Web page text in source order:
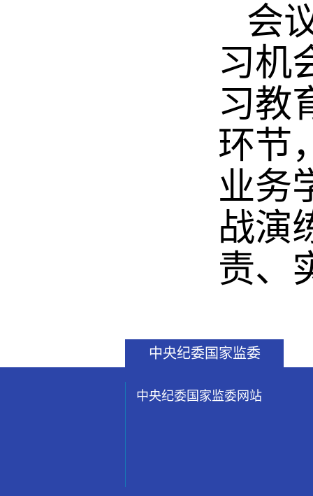
会
习机
习教
环节
业务
战演
责、
中央纪委国家监委
中央纪委国家监委网站